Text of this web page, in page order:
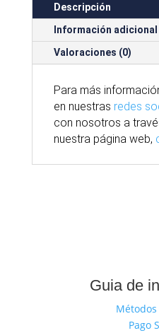
Descripción
Información adicional
Valoraciones (0)
Para más
en nuestras redes
con nosotros a
nuestra página web,
Guia de
Pago